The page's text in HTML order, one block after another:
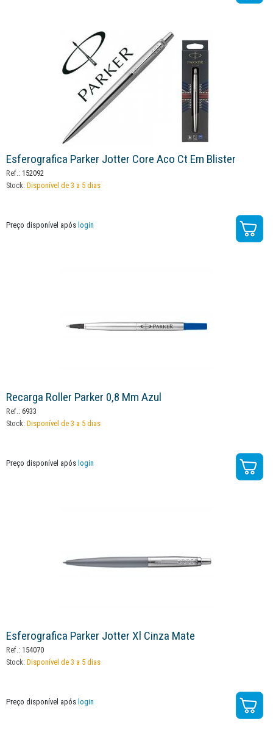
Esferografica Parker Jotter Core Aco Ct Em Blister
Ref.: 152092
Stock: Disponível de 3 a 5 dias
Preço disponível após login
Recarga Roller Parker 0,8 Mm Azul
Ref.: 6933
Stock: Disponível de 3 a 5 dias
Preço disponível após login
Esferografica Parker Jotter Xl Cinza Mate
Ref.: 154070
Stock: Disponível de 3 a 5 dias
Preço disponível após login